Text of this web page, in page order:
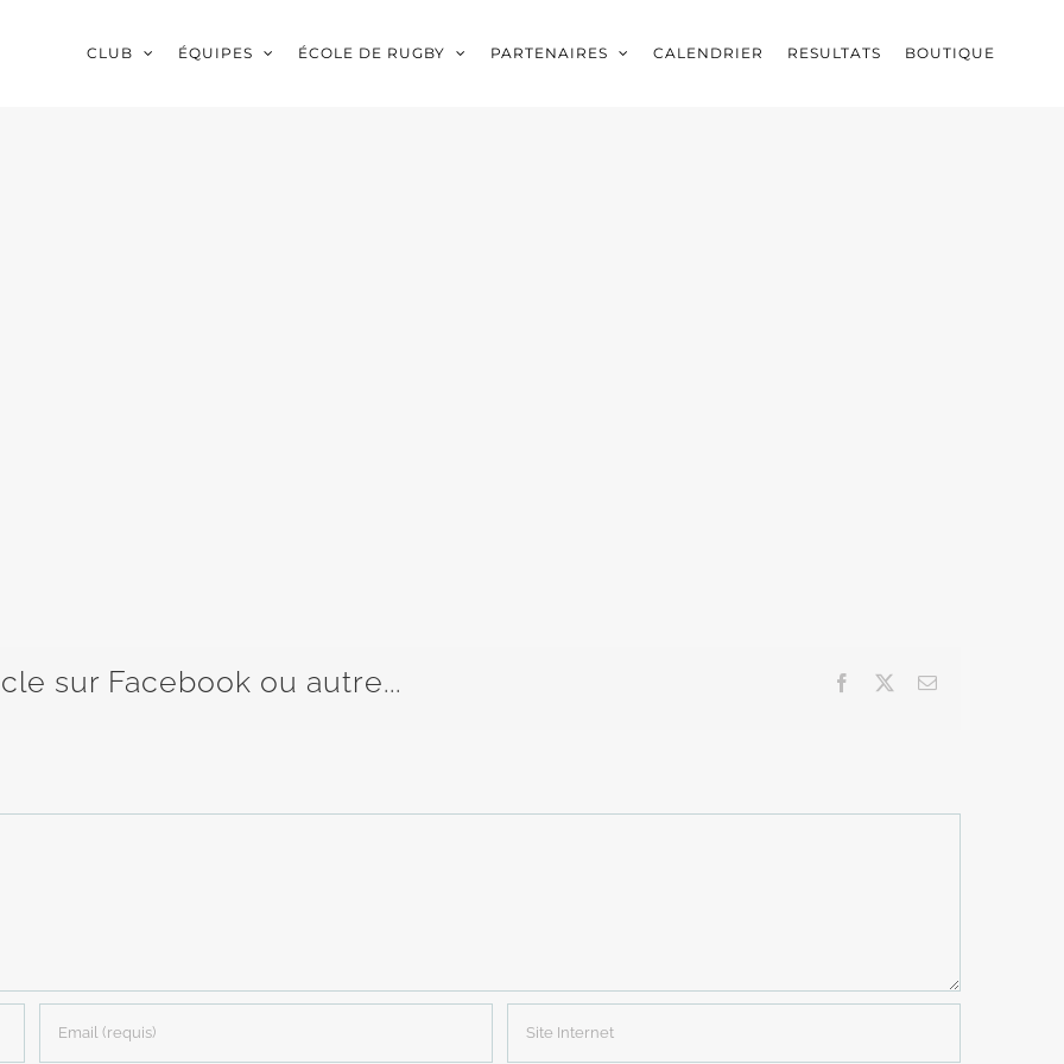
CLUB ÉQUIPES ÉCOLE DE RUGBY PARTENAIRES CALENDRIER RESULTATS BOUTIQUE
sur Facebook ou autre... Facebook Email